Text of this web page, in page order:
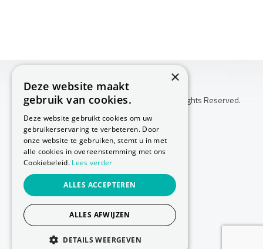
Copyright © 2026 Huis Voor Gezondheid. All Rights Reserved.
Klachtenprocedure
Annuleringsvoorwaarden
-
-
Privacy Policy
Cookie Policy
Website laten maken
door Conversal
×
Deze website maakt
gebruik van cookies.
Deze website gebruikt cookies om uw
gebruikerservaring te verbeteren. Door
onze website te gebruiken, stemt u in met
alle cookies in overeenstemming met ons
Cookiebeleid. Lees verder
ALLES ACCEPTEREN
ALLES AFWIJZEN
DETAILS WEERGEVEN